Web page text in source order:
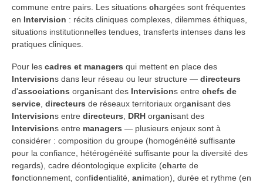
commune entre pairs. Les situations chargées sont fréquentes
en Intervision : récits cliniques complexes, dilemmes éthiques,
situations institutionnelles tendues, transferts intenses dans les
pratiques cliniques.
Pour les cadres et managers qui mettent en place des
Intervisions dans leur réseau ou leur structure — directeurs
d'associations organisant des Intervisions entre chefs de
service directeurs de réseaux territoriaux organisant des
Intervisions entre directeurs DRH organisant des
Intervisions entre managers — plusieurs enjeux sont à
considérer : composition du groupe (homogénéité suffisante
pour la confiance, hétérogénéité suffisante pour la diversité des
regards), cadre déontologique explicite (charte de
fonctionnement, confidentialité, animation), durée et rythme (en